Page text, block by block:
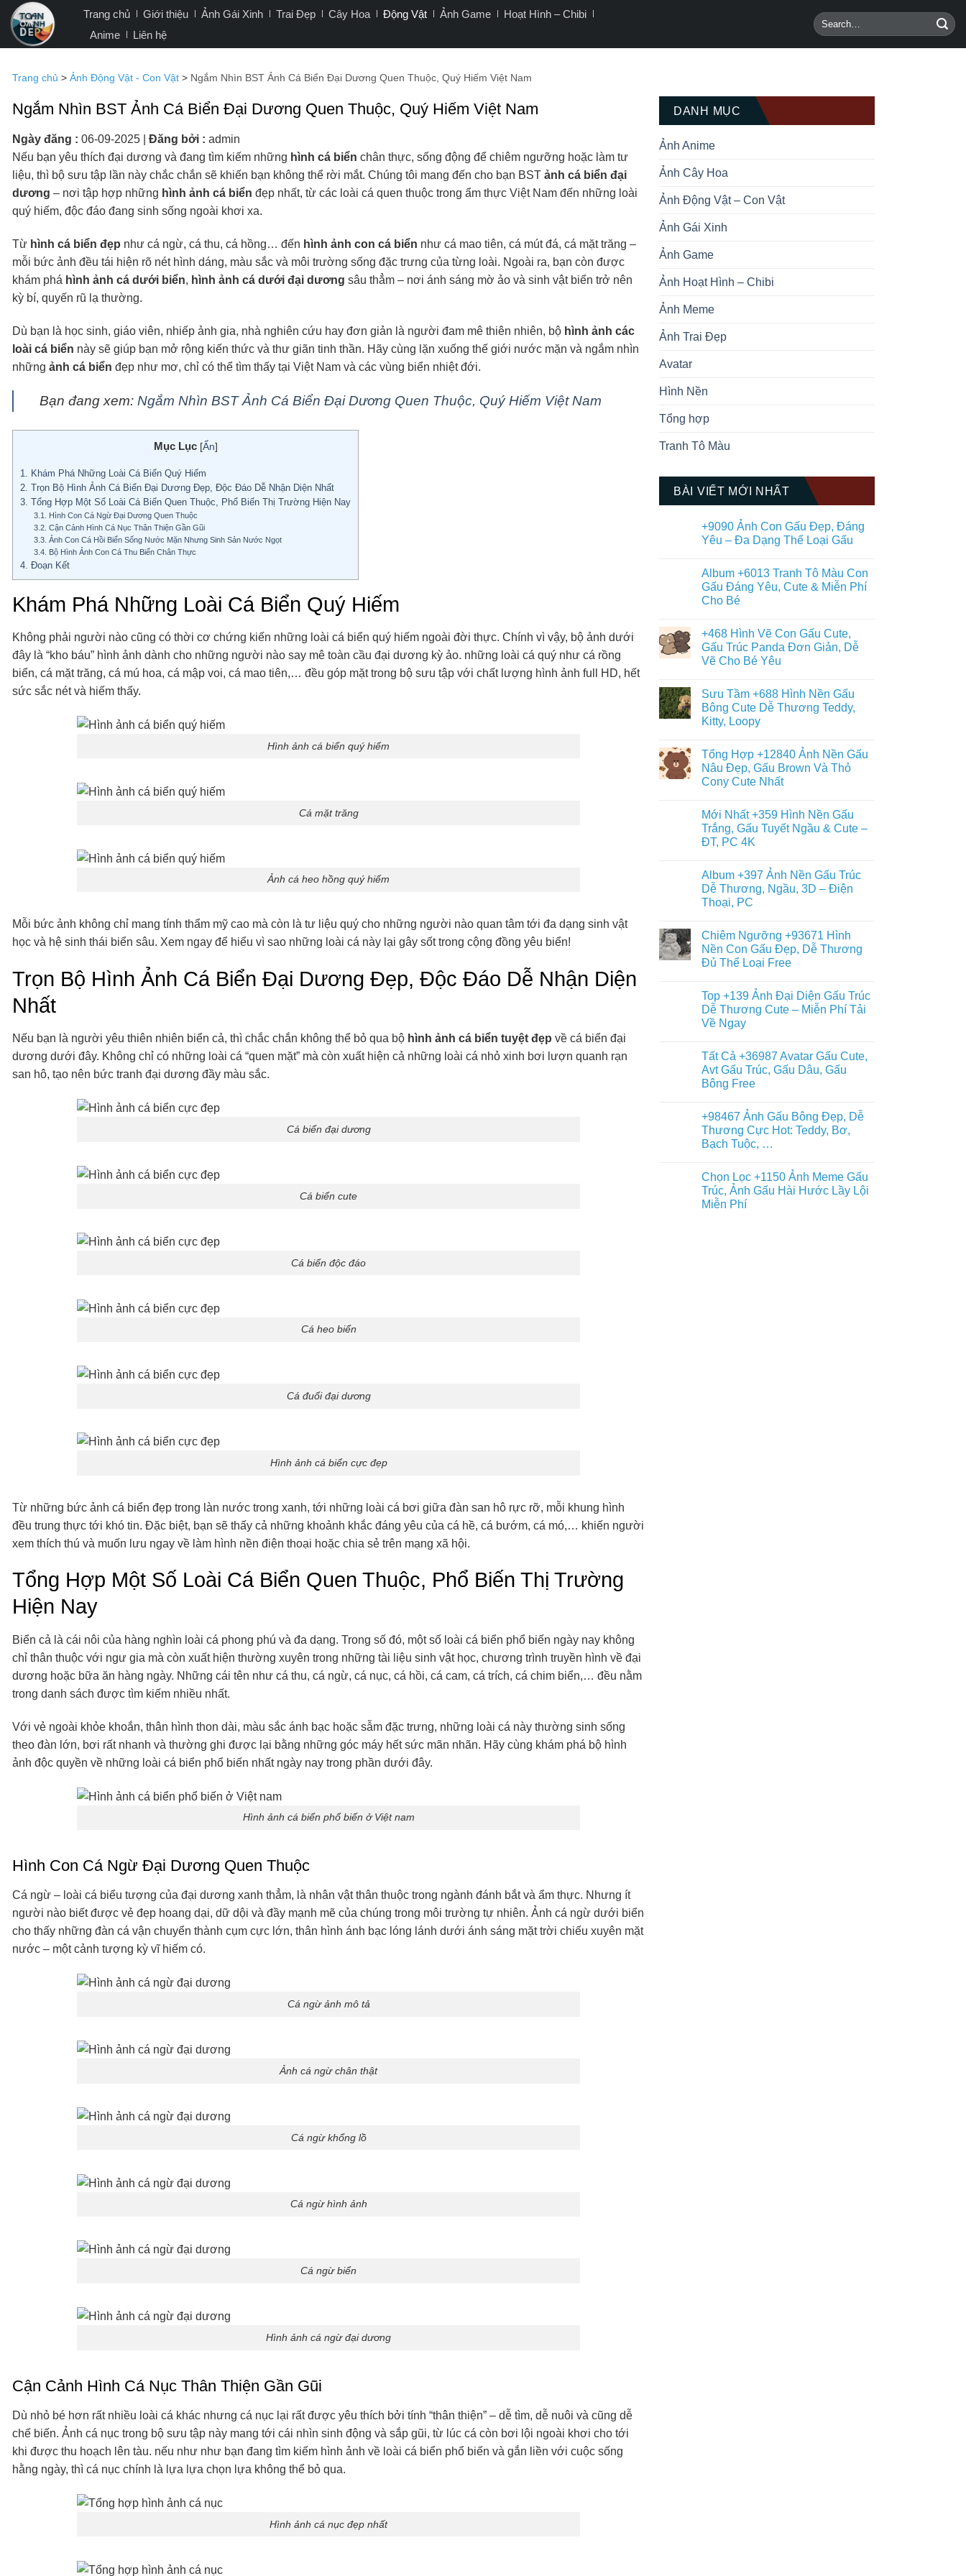
qua
Trang chủ Giới thiệu Ảnh Gái Xinh Trai Đẹp Cây Hoa Động Vật Ảnh Game
Hoạt Hình – Chibi
Anime
Liên hệ
Trang chủ > Ảnh Động Vật - Con Vật > Ngắm Nhìn BST Ảnh Cá Biển Đại Dương Quen Thuộc, Quý Hiếm Việt Nam
Ngắm Nhìn BST Ảnh Cá Biển Đại Dương Quen Thuộc, Quý Hiếm Việt Nam
Ngày đăng : 06-09-2025 Đăng bởi : admin
Nếu bạn yêu thích đại dương và đang tìm kiếm những hình cá biển chân thực, sống động để chiêm ngưỡng hoặc làm tư
liệu, thì bộ sưu tập lần này chắc chắn sẽ khiến bạn không thể rời mắt. Chúng tôi mang đến cho bạn BST ảnh cá biển đại
dương – nơi tập hợp những hình ảnh cá biển đẹp nhất, từ các loài cá quen thuộc trong ẩm thực Việt Nam đến những loài
quý hiếm, độc đáo đang sinh sống ngoài khơi xa.
Từ hình cá biển đẹp như cá ngừ, cá thu, cá hồng… đến hình ảnh con cá biển như cá mao tiên, cá mút đá, cá mặt trăng –
mỗi bức ảnh đều tái hiện rõ nét hình dáng, màu sắc và môi trường sống đặc trưng của từng loài. Ngoài ra, bạn còn được
khám phá hình ảnh cá dưới biển, hình ảnh cá dưới đại dương sâu thẳm – nơi ánh sáng mờ ảo và sinh vật biển trở nên
kỳ bí, quyến rũ lạ thường.
Dù bạn là học sinh, giáo viên, nhiếp ảnh gia, nhà nghiên cứu hay đơn giản là người đam mê thiên nhiên, bộ hình ảnh các
loài cá biển này sẽ giúp bạn mở rộng kiến thức và thư giãn tinh thần. Hãy cùng lặn xuống thế giới nước mặn và ngắm nhìn
những ảnh cá biển đẹp như mơ, chỉ có thể tìm thấy tại Việt Nam và các vùng biển nhiệt đới.
Bạn đang xem: Ngắm Nhìn BST Ảnh Cá Biển Đại Dương Quen Thuộc, Quý Hiếm Việt Nam
Mục Lục [Ẩn]
1.
Khám Phá Những Loài Cá Biển Quý Hiếm
2. Trọn Bộ Hình Ảnh Cá Biển Đại Dương Đẹp, Độc Đáo Dễ Nhận Diện Nhất
3. Tổng Hợp Một Số Loài Cá Biển Quen Thuộc, Phổ Biến Thị Trường Hiện Nay
3.1.
Hình Con Cá Ngừ Đại Dương Quen Thuộc
3.2. Cận Cảnh Hình Cá Nục Thân Thiện Gần Gũi
3.3. Ảnh Con Cá Hồi Biển Sống Nước Mặn Nhưng Sinh Sản Nước Ngọt
3.4. Bộ Hình Ảnh Con Cá Thu Biển Chân Thực
4. Đoạn Kết
Khám Phá Những Loài Cá Biển Quý Hiếm
Không phải người nào cũng có thời cơ chứng kiến những loài cá biển quý hiếm ngoài đời thực. Chính vì vậy, bộ ảnh dưới
đây là “kho báu” hình ảnh dành cho những người nào say mê toàn cầu đại dương kỳ ảo. những loài cá quý như cá rồng
biển, cá mặt trăng, cá mú hoa, cá mập voi, cá mao tiên,… đều góp mặt trong bộ sưu tập với chất lượng hình ảnh full HD, hết
sức sắc nét và hiếm thấy.
Hình ảnh cá biển quý hiếm
Cá mặt trăng
Ảnh cá heo hồng quý hiếm
Mỗi bức ảnh không chỉ mang tính thẩm mỹ cao mà còn là tư liệu quý cho những người nào quan tâm tới đa dạng sinh vật
học và hệ sinh thái biển sâu. Xem ngay để hiểu vì sao những loài cá này lại gây sốt trong cộng đồng yêu biển!
Trọn Bộ Hình Ảnh Cá Biển Đại Dương Đẹp, Độc Đáo Dễ Nhận Diện
Nhất
Nếu bạn là người yêu thiên nhiên biển cả, thì chắc chắn không thể bỏ qua bộ hình ảnh cá biển tuyệt đẹp về cá biển đại
dương dưới đây. Không chỉ có những loài cá “quen mặt” mà còn xuất hiện cả những loài cá nhỏ xinh bơi lượn quanh rạn
san hô, tạo nên bức tranh đại dương đầy màu sắc.
Cá biển đại dương
Cá biển cute
Cá biển độc đáo
Cá heo biển
Cá đuối đại dương
Hình ảnh cá biển cực đẹp
Từ những bức ảnh cá biển đẹp trong làn nước trong xanh, tới những loài cá bơi giữa đàn san hô rực rỡ, mỗi khung hình
đều trung thực tới khó tin. Đặc biệt, bạn sẽ thấy cả những khoảnh khắc đáng yêu của cá hề, cá bướm, cá mó,… khiến người
xem thích thú và muốn lưu ngay về làm hình nền điện thoại hoặc chia sẻ trên mạng xã hội.
Tổng Hợp Một Số Loài Cá Biển Quen Thuộc, Phổ Biến Thị Trường
Hiện Nay
Biển cả là cái nôi của hàng nghìn loài cá phong phú và đa dạng. Trong số đó, một số loài cá biển phổ biến ngày nay không
chỉ thân thuộc với ngư gia mà còn xuất hiện thường xuyên trong những tài liệu sinh vật học, chương trình truyền hình về đại
dương hoặc bữa ăn hàng ngày. Những cái tên như cá thu, cá ngừ, cá nục, cá hồi, cá cam, cá trích, cá chim biển,… đều nằm
trong danh sách được tìm kiếm nhiều nhất.
Với vẻ ngoài khỏe khoắn, thân hình thon dài, màu sắc ánh bạc hoặc sẫm đặc trưng, những loài cá này thường sinh sống
theo đàn lớn, bơi rất nhanh và thường ghi được lại bằng những góc máy hết sức mãn nhãn. Hãy cùng khám phá bộ hình
ảnh độc quyền về những loài cá biển phổ biến nhất ngày nay trong phần dưới đây.
Hình ảnh cá biển phổ biến ở Việt nam
Hình Con Cá Ngừ Đại Dương Quen Thuộc
Cá ngừ – loài cá biểu tượng của đại dương xanh thẳm, là nhân vật thân thuộc trong ngành đánh bắt và ẩm thực. Nhưng ít
người nào biết được vẻ đẹp hoang dại, dữ dội và đầy mạnh mẽ của chúng trong môi trường tự nhiên. Ảnh cá ngừ dưới biển
cho thấy những đàn cá vận chuyển thành cụm cực lớn, thân hình ánh bạc lóng lánh dưới ánh sáng mặt trời chiếu xuyên mặt
nước – một cảnh tượng kỳ vĩ hiếm có.
Cá ngừ ảnh mô tả
Ảnh cá ngừ chân thật
Cá ngừ khổng lồ
Cá ngừ hình ảnh
Cá ngừ biển
Hình ảnh cá ngừ đại dương
Cận Cảnh Hình Cá Nục Thân Thiện Gần Gũi
Dù nhỏ bé hơn rất nhiều loài cá khác nhưng cá nục lại rất được yêu thích bởi tính “thân thiện” – dễ tìm, dễ nuôi và cũng dễ
chế biến. Ảnh cá nục trong bộ sưu tập này mang tới cái nhìn sinh động và sắp gũi, từ lúc cá còn bơi lội ngoài khơi cho tới
khi được thu hoạch lên tàu. nếu như như bạn đang tìm kiếm hình ảnh về loài cá biển phổ biến và gắn liền với cuộc sống
hằng ngày, thì cá nục chính là lựa lựa chọn lựa không thể bỏ qua.
Hình ảnh cá nục đẹp nhất
DANH MỤC
Ảnh Anime
Ảnh Cây Hoa
Ảnh Động Vật – Con Vật
Ảnh Gái Xinh
Ảnh Game
Ảnh Hoạt Hình – Chibi
Ảnh Meme
Ảnh Trai Đẹp
Avatar
Hình Nền
Tổng hợp
Tranh Tô Màu
BÀI VIẾT MỚI NHẤT
+9090 Ảnh Con Gấu Đẹp, Đáng
Yêu – Đa Dạng Thể Loại Gấu
bình
luận
ở
+9090
Gấu
Đẹp,
Đáng
Yêu
–
Thể
Loại
Gấu
Album +6013 Tranh Tô Màu Con
Gấu Đáng Yêu, Cute & Miễn Phí
Cho Bé
bình
luận
ở
Album
Tô
Màu
Con
Gấu
Đáng
Miễn
Phí
Cho
+468 Hình Vẽ Con Gấu Cute,
Gấu Trúc Panda Đơn Giản, Dễ
Vẽ Cho Bé Yêu
bình
luận
ở
+468
Con
Gấu
Cute,
Gấu
Trúc
Giản,
Dễ
Vẽ
Cho
Sưu Tầm +688 Hình Nền Gấu
Bông Cute Dễ Thương Teddy,
Kitty, Loopy
bình
luận
ở
Sưu
Hình
Nền
Gấu
Bông
Cute
Teddy,
Kitty,
Loopy
Tổng Hợp +12840 Ảnh Nền Gấu
Nâu Đẹp, Gấu Brown Và Thỏ
Cony Cute Nhất
bình
luận
ở
Tổng
Ảnh
Nền
Gấu
Nâu
Đẹp,
Và
Thỏ
Cony
Cute
Mới Nhất +359 Hình Nền Gấu
Trắng, Gấu Tuyết Ngầu & Cute –
ĐT, PC 4K
bình
luận
ở
Mới
Hình
Nền
Gấu
Trắng,
Gấu
Cute
–
ĐT,
Album +397 Ảnh Nền Gấu Trúc
Dễ Thương, Ngầu, 3D – Điện
Thoại, PC
bình
luận
ở
Album
Nền
Gấu
Trúc
Dễ
Thương,
Điện
Thoại,
PC
Chiêm Ngưỡng +93671 Hình
Nền Con Gấu Đẹp, Dễ Thương
Đủ Thể Loại Free
bình
luận
ở
Chiêm
Hình
Nền
Con
Gấu
Đẹp,
Đủ
Thể
Loại
Free
Top +139 Ảnh Đại Diện Gấu Trúc
Dễ Thương Cute – Miễn Phí Tải
Về Ngay
bình
luận
ở
Top
Đại
Diện
Gấu
Trúc
Dễ
–
Miễn
Phí
Tải
Tất Cả +36987 Avatar Gấu Cute,
Avt Gấu Trúc, Gấu Dâu, Gấu
Bông Free
bình
luận
ở
Tất
Avatar
Gấu
Cute,
Avt
Gấu
+98467 Ảnh Gấu Bông Đẹp, Dễ
Thương Cực Hot: Teddy, Bơ,
Bạch Tuộc, …
bình
luận
ở
+98467
Chọn Lọc +1150 Ảnh Meme Gấu
Trúc, Ảnh Gấu Hài Hước Lầy Lội
Miễn Phí